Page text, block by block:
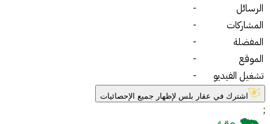
الرسائل
-
المشاركات
-
المفضلة
-
الموقع
-
تشغيل الفيديو
-
اشترك في عقار بلس لإظهار جميع الإحصائيات
;